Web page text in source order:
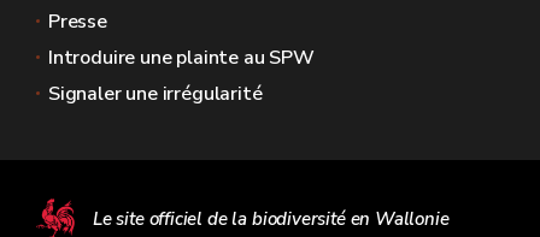
Presse
Introduire une plainte au SPW
Signaler une irrégularité
Le site officiel de la biodiversité en Wallonie